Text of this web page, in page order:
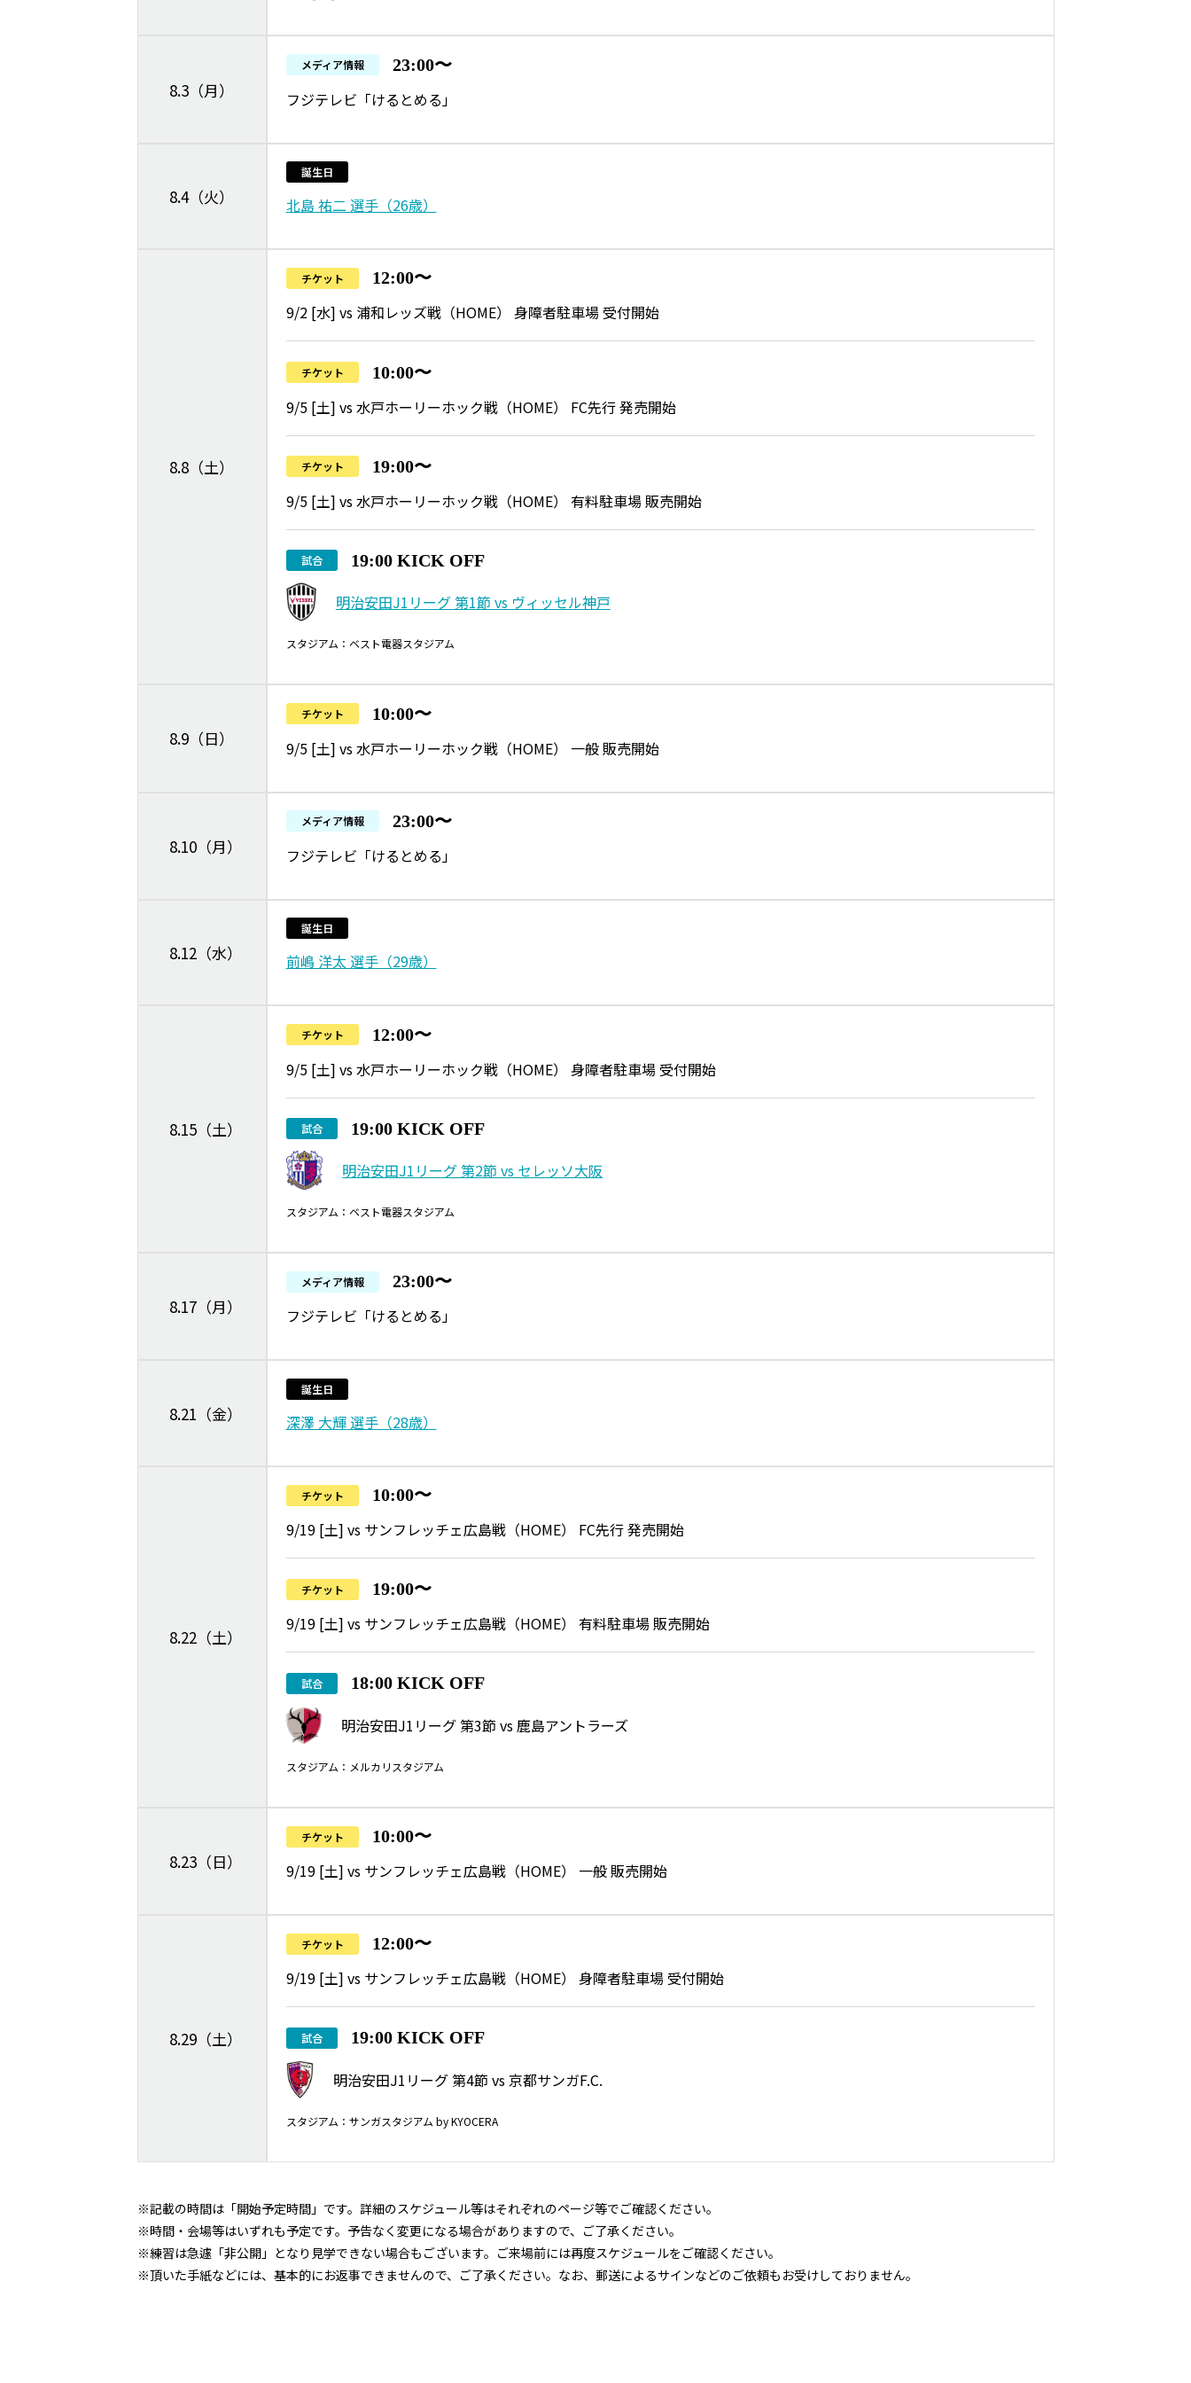
8.3（月）
メディア情報 23:00〜
フジテレビ「けるとめる」
8.4（火）
誕生日
北島 祐二 選手（26歳）
8.8（土）
チケット 12:00〜
9/2 [水] vs 浦和レッズ戦（HOME） 身障者駐車場 受付開始
チケット 10:00〜
9/5 [土] vs 水戸ホーリーホック戦（HOME） FC先行 発売開始
チケット 19:00〜
9/5 [土] vs 水戸ホーリーホック戦（HOME） 有料駐車場 販売開始
試合 19:00 KICK OFF
明治安田J1リーグ 第1節 vs ヴィッセル神戸
スタジアム：ベスト電器スタジアム
8.9（日）
チケット 10:00〜
9/5 [土] vs 水戸ホーリーホック戦（HOME） 一般 販売開始
8.10（月）
メディア情報 23:00〜
フジテレビ「けるとめる」
8.12（水）
誕生日
前嶋 洋太 選手（29歳）
8.15（土）
チケット 12:00〜
9/5 [土] vs 水戸ホーリーホック戦（HOME） 身障者駐車場 受付開始
試合 19:00 KICK OFF
明治安田J1リーグ 第2節 vs セレッソ大阪
スタジアム：ベスト電器スタジアム
8.17（月）
メディア情報 23:00〜
フジテレビ「けるとめる」
8.21（金）
誕生日
深澤 大輝 選手（28歳）
8.22（土）
チケット 10:00〜
9/19 [土] vs サンフレッチェ広島戦（HOME） FC先行 発売開始
チケット 19:00〜
9/19 [土] vs サンフレッチェ広島戦（HOME） 有料駐車場 販売開始
試合 18:00 KICK OFF
明治安田J1リーグ 第3節 vs 鹿島アントラーズ
スタジアム：メルカリスタジアム
8.23（日）
チケット 10:00〜
9/19 [土] vs サンフレッチェ広島戦（HOME） 一般 販売開始
8.29（土）
チケット 12:00〜
9/19 [土] vs サンフレッチェ広島戦（HOME） 身障者駐車場 受付開始
試合 19:00 KICK OFF
明治安田J1リーグ 第4節 vs 京都サンガF.C.
スタジアム：サンガスタジアム by KYOCERA
※記載の時間は「開始予定時間」です。詳細のスケジュール等はそれぞれのページ等でご確認ください。
※時間・会場等はいずれも予定です。予告なく変更になる場合がありますので、ご了承ください。
※練習は急遽「非公開」となり見学できない場合もございます。ご来場前には再度スケジュールをご確認ください。
※頂いた手紙などには、基本的にお返事できませんので、ご了承ください。なお、郵送によるサインなどのご依頼もお受けしておりません。